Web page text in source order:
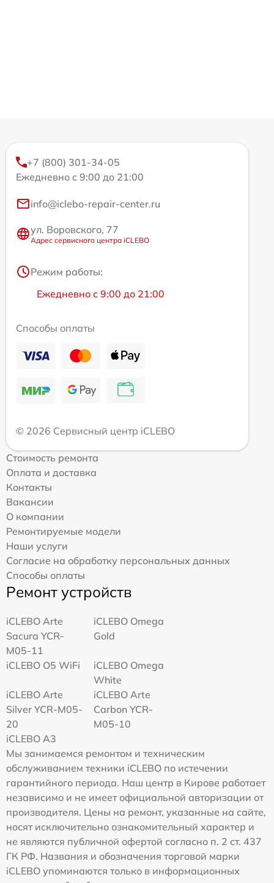
+7 (800) 301-34-05
Ежедневно с 9:00 до 21:00
info@iclebo-repair-center.ru
ул. Воровского, 77
Адрес сервисного центра iCLEBO
Режим работы:
Ежедневно с 9:00 до 21:00
Способы оплаты
© 2026 Сервисный центр iCLEBO
Стоимость ремонта
Оплата и доставка
Контакты
Вакансии
О компании
Ремонтируемые модели
Наши услуги
Согласие на обработку персональных данных
Способы оплаты
Ремонт устройств
iCLEBO Arte
Sacura YCR-
M05-11
iCLEBO Omega
Gold
iCLEBO O5 WiFi
iCLEBO Omega
White
iCLEBO Arte
Silver YCR-M05-
20
iCLEBO Arte
Carbon YCR-
M05-10
iCLEBO A3
Мы занимаемся ремонтом и техническим
обслуживанием техники iCLEBO по истечении
гарантийного периода. Наш центр в Кирове работает
независимо и не имеет официальной авторизации от
производителя. Цены на ремонт, указанные на сайте,
носят исключительно ознакомительный характер и
не являются публичной офертой согласно п. 2 ст. 437
ГК РФ. Названия и обозначения торговой марки
iCLEBO упоминаются только в информационных